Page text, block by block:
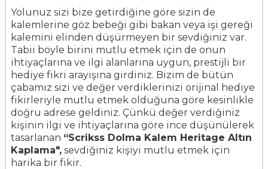
Yolunuz sizi bize getirdiğine göre sizin de
kalemlerine göz bebeği gibi bakan veya işi gereği
kalemini elinden düşürmeyen bir sevdiğiniz var.
Tabii böyle birini mutlu etmek için de onun
ihtiyaçlarına ve ilgi alanlarına uygun, prestijli bir
hediye fikri arayışına girdiniz. Bizim de bütün
çabamız sizi ve değer verdiklerinizi orijinal hediye
fikirleriyle mutlu etmek olduğuna göre kesinlikle
doğru adrese geldiniz. Çünkü değer verdiğiniz
kişinin ilgi ve ihtiyaçlarına göre ince düşünülerek
tasarlanan “Scrikss Dolma Kalem Heritage Altın
Kaplama", sevdiğiniz kişiyi mutlu etmek için
harika bir fikir.